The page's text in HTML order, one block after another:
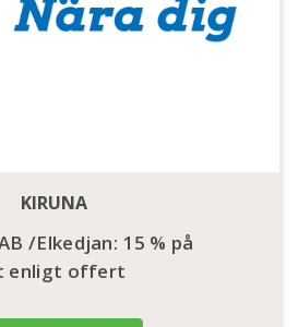
KIRUNA
/Elkedjan: 15 % på
enligt offert